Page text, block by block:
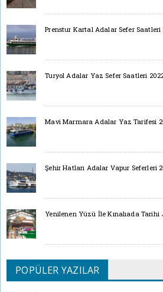
Prenstur Kartal Adalar Sefer Saatleri
Turyol Adalar Yaz Sefer Saatleri
Mavi Marmara Adalar Yaz Tarifesi
Şehir Hatları Adalar Vapur Seferleri
Yenilenen Yüzü İle Kınalıada Tarihi
POPÜLER YAZILAR